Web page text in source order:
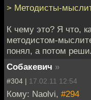
> Методисты-
К чему это? Я что,
методистом-
понял, а потом
Собакевич »
#304 | 17.02.11 12:54
Кому: Naolvi, #294